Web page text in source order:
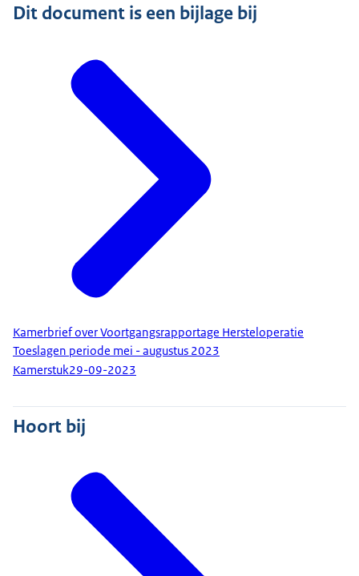
Dit document is een bijlage bij
Kamerbrief over Voortgangsrapportage Hersteloperatie
Toeslagen periode mei - augustus 2023
Kamerstuk29-09-2023
Hoort bij